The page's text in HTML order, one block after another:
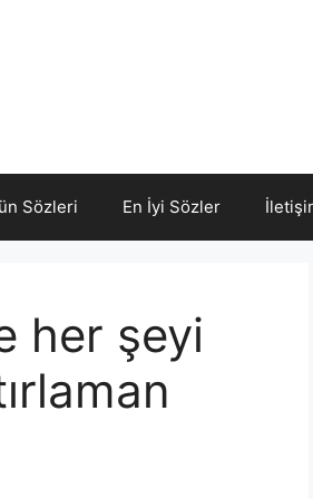
Sözleri En İyi Sözler
her şeyi